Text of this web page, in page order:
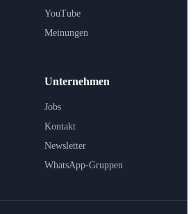
YouTube
Meinungen
Unternehmen
Jobs
Kontakt
Newsletter
WhatsApp-Gruppen